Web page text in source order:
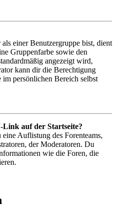
einer Benutzergruppe bist, dient
Gruppenfarbe sowie den
angezeigt wird,
kann dir die Berechtigung
im persönlichen Bereich selbst
Link auf der Startseite?
Auflistung des Forenteams,
der Moderatoren. Du
wie die Foren, die